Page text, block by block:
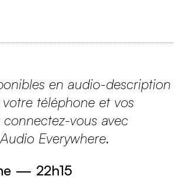
en audio-description
téléphone et vos
vous avec
Everywhere.
— 22h15